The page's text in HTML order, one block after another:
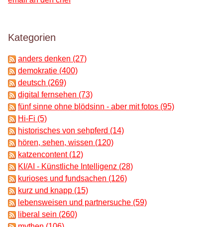
Kategorien
anders denken (27)
demokratie (400)
deutsch (269)
digital fernsehen (73)
fünf sinne ohne blödsinn - aber mit fotos (95)
Hi-Fi (5)
historisches von sehpferd (14)
hören, sehen, wissen (120)
katzencontent (12)
KI/AI - Künstliche Intelligenz (28)
kurioses und fundsachen (126)
kurz und knapp (15)
lebensweisen und partnersuche (59)
liberal sein (260)